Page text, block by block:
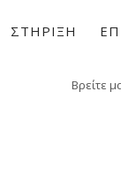
ΣΤΗΡΙΞΗ
Βρείτε